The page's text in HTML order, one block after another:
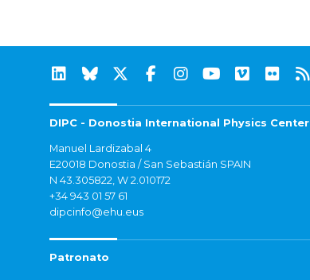
DIPC - Donostia International Physics Center
Manuel Lardizabal 4
E20018 Donostia / San Sebastián SPAIN
N 43.305822, W 2.010172
+34 943 01 57 61
dipcinfo@ehu.eus
Patronato